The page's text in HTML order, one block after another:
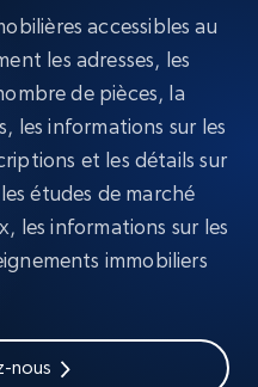
accessibles au
les adresses, les
de pièces, la
les informations sur les
et les détails sur
études de marché
les informations sur les
immobiliers
nous